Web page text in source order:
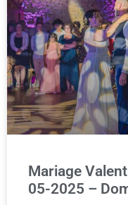
Mariage
05-2025 –